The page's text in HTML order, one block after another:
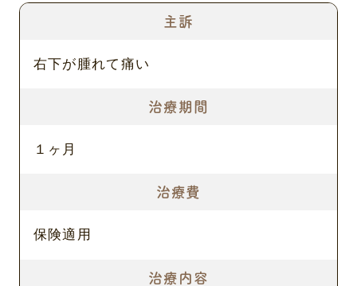
主訴
右下が腫れて痛い
治療期間
１ヶ月
治療費
保険適用
治療内容